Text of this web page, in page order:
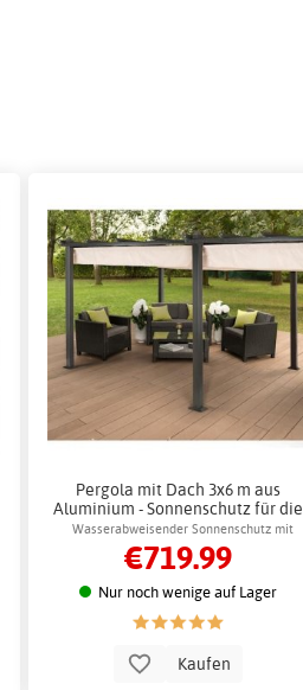
Pergola mit Dach 3x6 m aus
Aluminium - Sonnenschutz für die
Terrasse
Wasserabweisender Sonnenschutz mit
einfacher Bedienung
€719.99
Nur noch wenige auf Lager
Kaufen